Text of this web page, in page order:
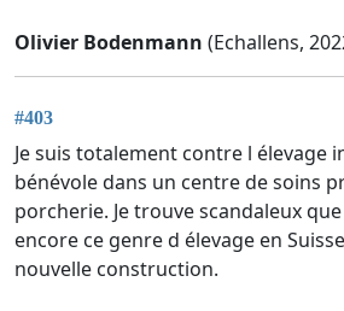
Olivier Bodenmann (Echallens,
#403
Je suis totalement contre l élevage
bénévole dans un centre de soins
porcherie. Je trouve scandaleux
encore ce genre d élevage en
nouvelle construction.